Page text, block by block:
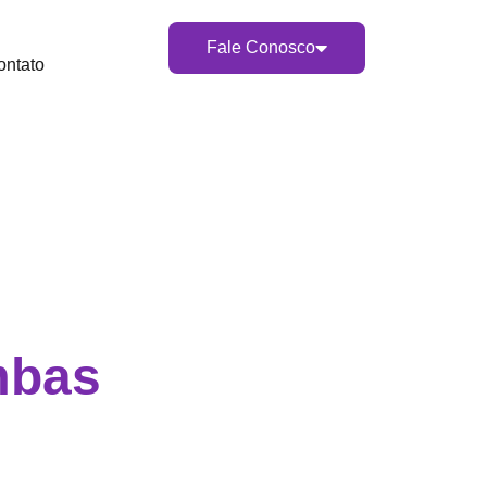
Fale Conosco